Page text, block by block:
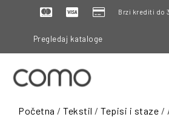
Brzi krediti do
Pregledaj kataloge
Početna / Tekstil / Tepisi i staze /